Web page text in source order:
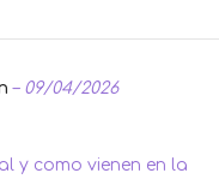
– 09/04/2026
y como vienen en la